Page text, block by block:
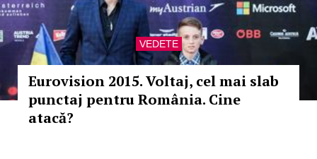
VEDETE
Eurovision 2015. Voltaj, cel mai slab
punctaj pentru România. Cine
atacă?